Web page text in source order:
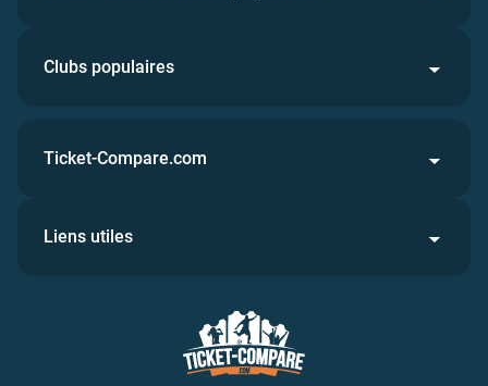
Clubs populaires
Ticket-Compare.com
Liens utiles